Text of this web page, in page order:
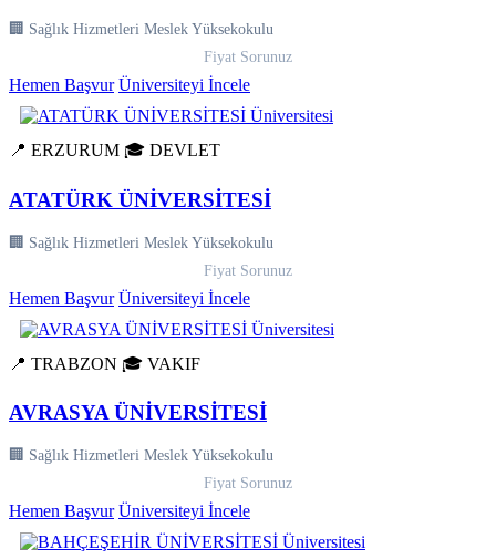
🏢 Sağlık Hizmetleri Meslek Yüksekokulu
Fiyat Sorunuz
Hemen Başvur Üniversiteyi İncele
📍 ERZURUM 🎓 DEVLET
ATATÜRK ÜNİVERSİTESİ
🏢 Sağlık Hizmetleri Meslek Yüksekokulu
Fiyat Sorunuz
Hemen Başvur Üniversiteyi İncele
📍 TRABZON 🎓 VAKIF
AVRASYA ÜNİVERSİTESİ
🏢 Sağlık Hizmetleri Meslek Yüksekokulu
Fiyat Sorunuz
Hemen Başvur Üniversiteyi İncele